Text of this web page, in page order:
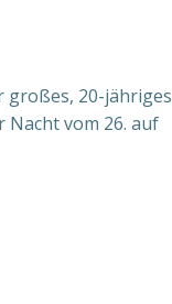
großes, 20-jähriges
vom 26. auf